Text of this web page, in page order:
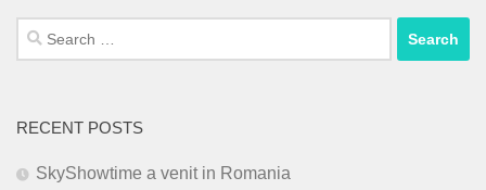
Search
for:
RECENT POSTS
SkyShowtime a venit in Romania